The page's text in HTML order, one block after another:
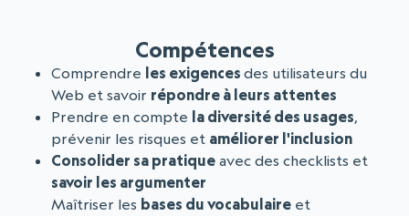
Compétences
Comprendre les exigences des utilisateurs du
Web et savoir répondre à leurs attentes
Prendre en compte la diversité des usages,
prévenir les risques et améliorer l'inclusion
Consolider sa pratique avec des checklists et
savoir les argumenter
Maîtriser les bases du vocabulaire et